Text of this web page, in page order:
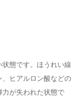
態です。ほうれい線
ヒアルロン酸などの
が失われた状態で